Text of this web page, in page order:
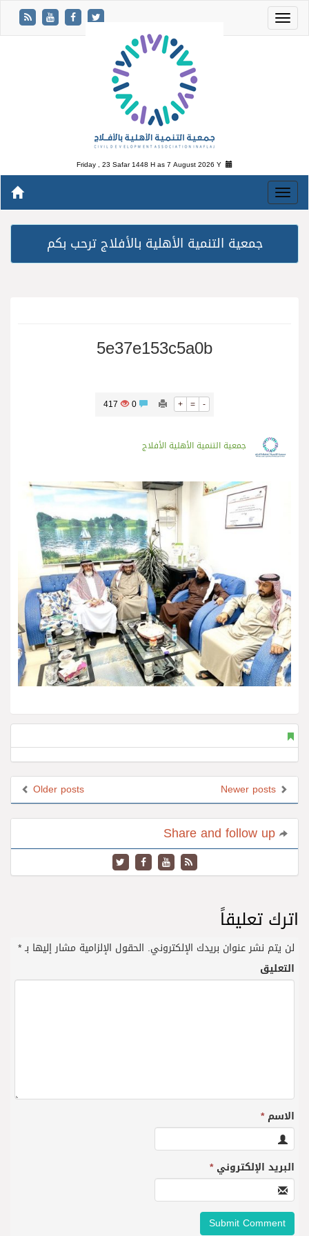
Friday , 23 Safar 1448 H as7 August 2026 Y
جمعية التنمية الأهلية بالأفلاج ترحب بكم
5e37e153c5a0b
+ = -
417
جمعية التنمية الأهلية الأفلاج
Older posts
اترك تعليقاً
لن يتم نشر عنوان بريدك الإلكتروني. الحقول الإلزامية مشار إليها بـ*
التعليق
الاسم*
البريد الإلكتروني*